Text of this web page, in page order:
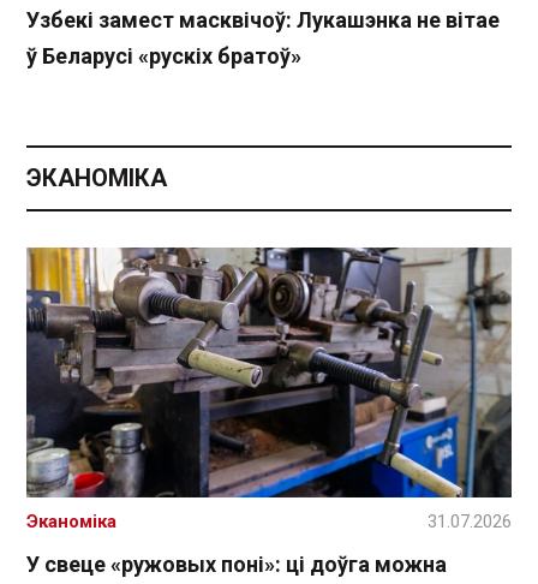
Узбекі замест масквічоў: Лукашэнка не вітае
ў Беларусі «рускіх братоў»
ЭКАНОМІКА
У свеце «ружовых поні»: ці доўга можна
Эканоміка 31.07.2026